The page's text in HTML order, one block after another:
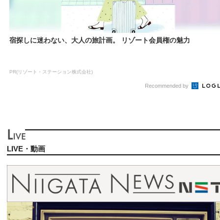
宿探しに迷わない、大人の旅計画。 リゾート会員権の魅力
PR(リゾート・ステーション株式会社)
Recommended by
LIVE・動画